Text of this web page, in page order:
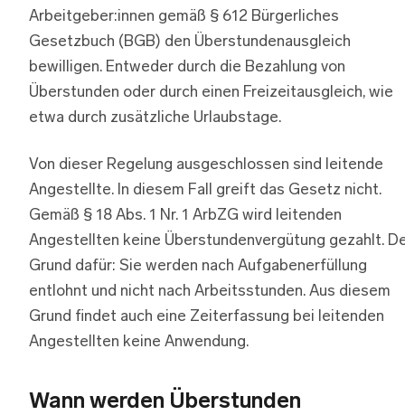
Arbeitgeber:innen gemäß § 612 Bürgerliches
Gesetzbuch (BGB) den Überstundenausgleich
bewilligen. Entweder durch die Bezahlung von
Überstunden oder durch einen Freizeitausgleich, wie
etwa durch zusätzliche Urlaubstage.
Von dieser Regelung ausgeschlossen sind leitende
Angestellte. In diesem Fall greift das Gesetz nicht.
Gemäß § 18 Abs. 1 Nr. 1 ArbZG wird leitenden
Angestellten keine Überstundenvergütung gezahlt.
Grund dafür: Sie werden nach Aufgabenerfüllung
entlohnt und nicht nach Arbeitsstunden. Aus diesem
Grund findet auch eine Zeiterfassung bei leitenden
Angestellten keine Anwendung.
Wann werden Überstunden